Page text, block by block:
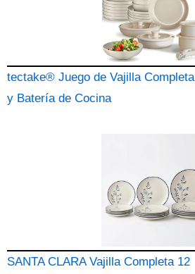
tectake® Juego de Vajilla Completa
y Batería de Cocina
SANTA CLARA Vajilla Completa 12